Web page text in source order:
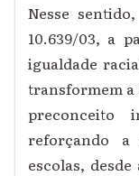
Nesse
10.639/03, a
igualdade
transformem a
preconceito
reforçando a
escolas,